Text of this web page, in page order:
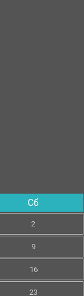
Сб
2
9
16
23